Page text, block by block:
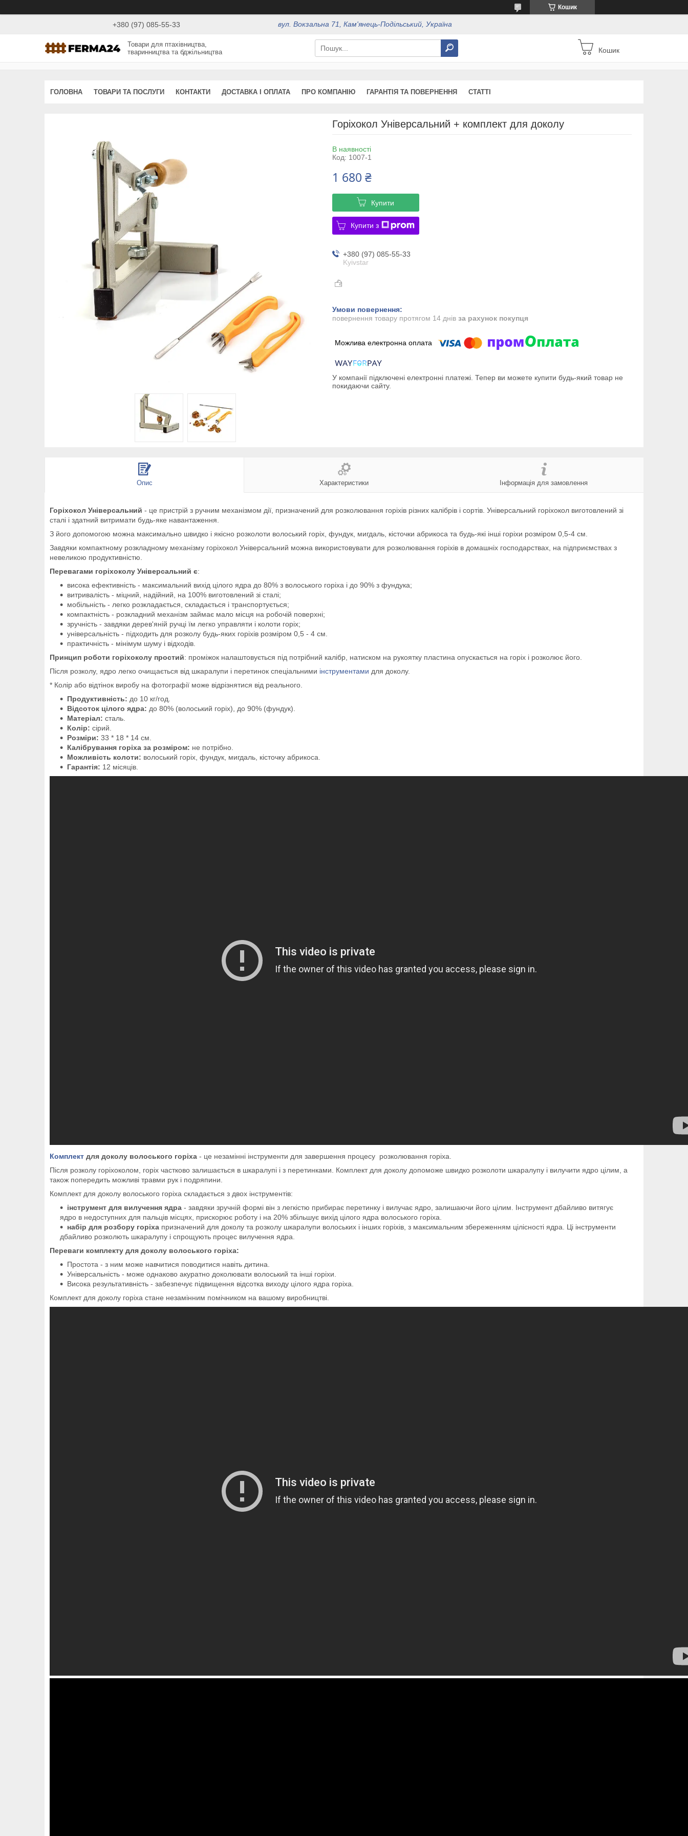
Кошик
+380 (97) 085-55-33 вул. Вокзальна 71, Кам'янець-Подільський, Україна
Товари для птахівництва,
тваринництва та бджільництва
Кошик
ГОЛОВНА ТОВАРИ ТА ПОСЛУГИ КОНТАКТИ ДОСТАВКА І ОПЛАТА ПРО КОМПАНІЮ ГАРАНТІЯ ТА ПОВЕРНЕННЯ СТАТТІ
Горіхокол Універсальний + комплект для доколу
В наявності
Код: 1007-1
1 680 ₴
Купити
Купити з
+380 (97) 085-55-33
Kyivstar
повернення товару протягом 14 днів за рахунок покупця
У компанії підключені електронні платежі. Тепер ви можете купити будь-який товар не
покидаючи сайту.
Опис Характеристики Інформація для замовлення
Горіхокол Універсальний - це пристрій з ручним механізмом дії, призначений для розколювання горіхів різних калібрів і сортів. Універсальний горіхокол виготовлений зі
сталі і здатний витримати будь-яке навантаження.
З його допомогою можна максимально швидко і якісно розколоти волоський горіх, фундук, мигдаль, кісточки абрикоса та будь-які інші горіхи розміром 0,5-4 см.
Завдяки компактному розкладному механізму горіхокол Універсальний можна використовувати для розколювання горіхів в домашніх господарствах, на підприємствах з
невеликою продуктивністю.
Перевагами горіхоколу Універсальний є:
висока ефективність - максимальний вихід цілого ядра до 80% з волоського горіха і до 90% з фундука;
витривалість - міцний, надійний, на 100% виготовлений зі сталі;
мобільність - легко розкладається, складається і транспортується;
компактність - розкладний механізм займає мало місця на робочій поверхні;
зручність - завдяки дерев'яній ручці їм легко управляти і колоти горіх;
універсальність - підходить для розколу будь-яких горіхів розміром 0,5 - 4 см.
практичність - мінімум шуму і відходів.
Принцип роботи горіхоколу простий: проміжок налаштовується під потрібний калібр, натиском на рукоятку пластина опускається на горіх і розколює його.
Після розколу, ядро легко очищається від шкаралупи і перетинок спеціальними інструментами для доколу.
* Колір або відтінок виробу на фотографії може відрізнятися від реального.
Продуктивність: до 10 кг/год.
Відсоток цілого ядра: до 80% (волоський горіх), до 90% (фундук).
Матеріал: сталь.
Колір: сірий.
Розміри: 33 * 18 * 14 см.
Калібрування горіха за розміром: не потрібно.
Можливість колоти: волоський горіх, фундук, мигдаль, кісточку абрикоса.
Гарантія: 12 місяців.
Комплект для доколу волоського горіха - це незамінні інструменти для завершення процесу розколювання горіха.
Після розколу горіхоколом, горіх частково залишається в шкаралупі і з перетинками. Комплект для доколу допоможе швидко розколоти шкаралупу і вилучити ядро цілим, а
також попередить можливі травми рук і подряпини.
Комплект для доколу волоського горіха складається з двох інструментів:
інструмент для вилучення ядра - завдяки зручній формі він з легкістю прибирає перетинку і вилучає ядро, залишаючи його цілим. Інструмент дбайливо витягує
ядро в недоступних для пальців місцях, прискорює роботу і на 20% збільшує вихід цілого ядра волоського горіха.
набір для розбору горіха призначений для доколу та розколу шкаралупи волоських і інших горіхів, з максимальним збереженням цілісності ядра. Ці інструменти
дбайливо розколють шкаралупу і спрощують процес вилучення ядра.
Переваги комплекту для доколу волоського горіха:
Простота - з ним може навчитися поводитися навіть дитина.
Універсальність - може однаково акуратно доколювати волоський та інші горіхи.
Висока результативність - забезпечує підвищення відсотка виходу цілого ядра горіха.
Комплект для доколу горіха стане незамінним помічником на вашому виробництві.